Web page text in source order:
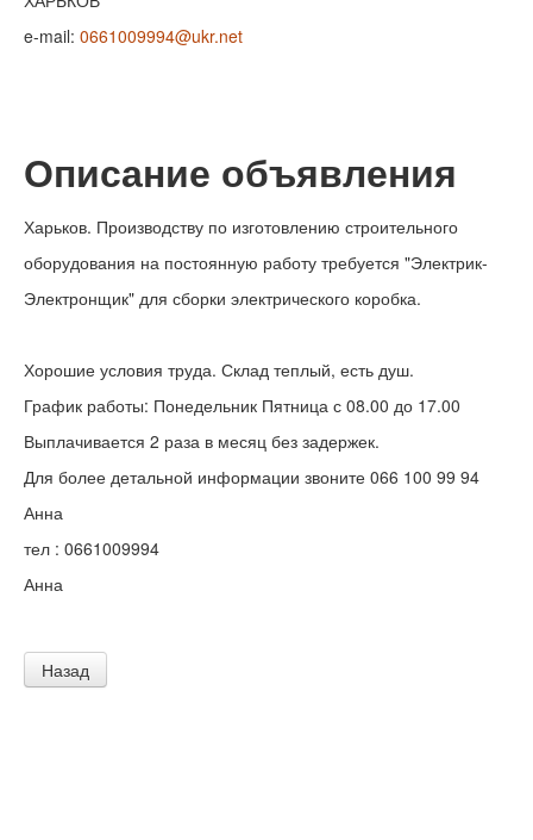
e-mail: 0661009994@ukr.net
Описание объявления
Харьков. Производству по изготовлению строительного
оборудования на постоянную работу требуется "Электрик-
Электронщик" для сборки электрического коробка.
Хорошие условия труда. Склад теплый, есть душ.
График работы: Понедельник Пятница с 08.00 до 17.00
Выплачивается 2 раза в месяц без задержек.
Для более детальной информации звоните 066 100 99 94
Анна
тел : 0661009994
Анна
Назад